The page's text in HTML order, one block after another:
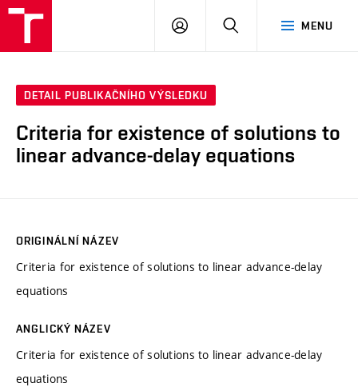
MENU
PŘIHLÁSIT
DETAIL PUBLIKAČNÍHO VÝSLEDKU
Criteria for existence of solutions to
linear advance-delay equations
ORIGINÁLNÍ NÁZEV
Criteria for existence of solutions to linear advance-delay
equations
ANGLICKÝ NÁZEV
Criteria for existence of solutions to linear advance-delay
equations